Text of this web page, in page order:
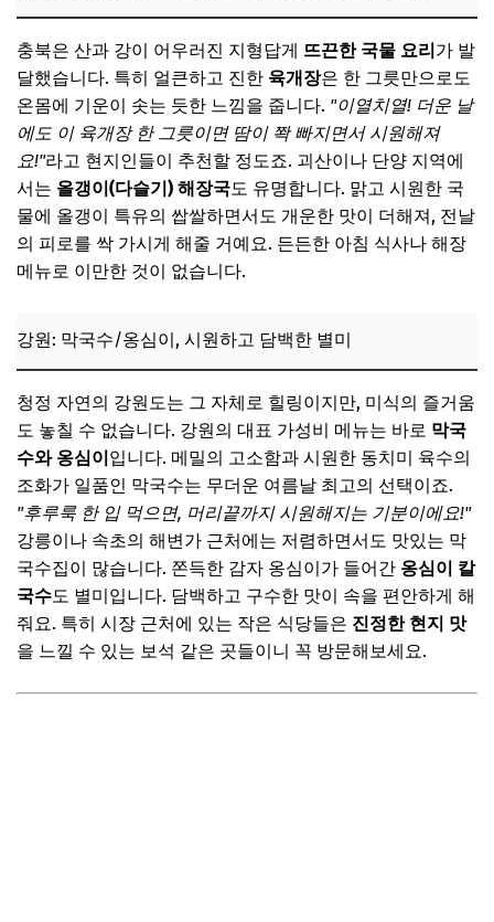
충북은 산과 강이 어우러진 지형답게 뜨끈한 국물 요리 가 발
달했습니다. 특히 얼큰하고 진한 육개장은 한 그릇만으로도
온몸에 기운이 솟는 듯한 느낌을 줍니다. "이열치열! 더운 날
에도 이 육개장 한 그릇이면 땀이 쫙 빠지면서 시원해져
요!"라고 현지인들이 추천할 정도죠. 괴산이나 단양 지역에
서는 올갱이(다슬기) 해장국도 유명합니다. 맑고 시원한 국
물에 올갱이 특유의 쌉쌀하면서도 개운한 맛이 더해져, 전날
의 피로를 싹 가시게 해줄 거예요. 든든한 아침 식사나 해장
메뉴로 이만한 것이 없습니다.
강원: 막국수/옹심이, 시원하고 담백한 별미
청정 자연의 강원도는 그 자체로 힐링이지만, 미식의 즐거움
도 놓칠 수 없습니다. 강원의 대표 가성비 메뉴는 바로 막국
수와 옹심이 입니다. 메밀의 고소함과 시원한 동치미 육수의
조화가 일품인 막국수는 무더운 여름날 최고의 선택이죠.
"후루룩 한 입 먹으면, 머리끝까지 시원해지는 기분이에요!"
강릉이나 속초의 해변가 근처에는 저렴하면서도 맛있는 막
국수집이 많습니다. 쫀득한 감자 옹심이가 들어간 옹심이 칼
국수도 별미입니다. 담백하고 구수한 맛이 속을 편안하게 해
줘요. 특히 시장 근처에 있는 작은 식당들은 진정한 현지 맛
을 느낄 수 있는 보석 같은 곳들이니 꼭 방문해보세요.